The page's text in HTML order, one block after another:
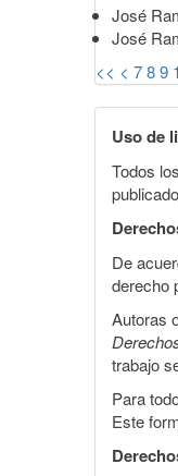
José
José
<< < 789
Uso de
Todos
De
derecho
Autoras
trabajo
Para
Este